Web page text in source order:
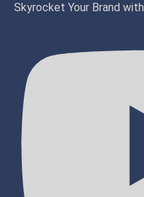
Skyrocket Your Brand